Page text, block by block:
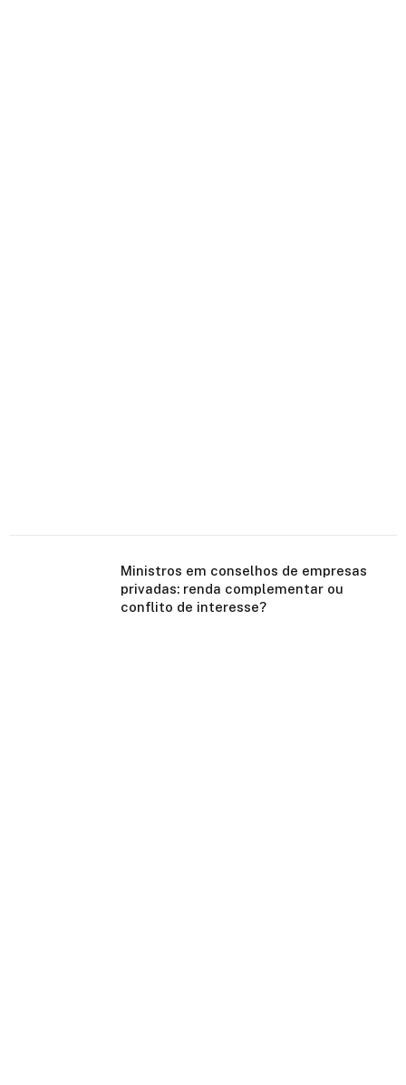
Ministros em conselhos de empresas
privadas: renda complementar ou
conflito de interesse?